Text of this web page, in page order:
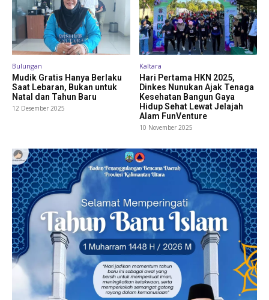
Bulungan
Mudik Gratis Hanya Berlaku
Saat Lebaran, Bukan untuk
Natal dan Tahun Baru
12 Desember 2025
Kaltara
Hari Pertama HKN 2025,
Dinkes Nunukan Ajak Tenaga
Kesehatan Bangun Gaya
Hidup Sehat Lewat Jelajah
Alam FunVenture
10 November 2025